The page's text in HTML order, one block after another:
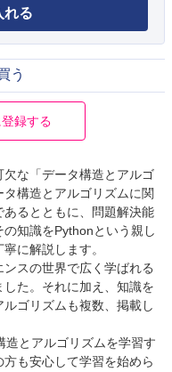
れる
う
録する
な「データ構造とアルゴ
構造とアルゴリズムに関
るとともに、問題解決能
知識をPythonという親し
に解説します。
スの世界で広く学ばれる
た。それに加え、知識を
ゴリズムも複数、掲載し
とアルゴリズムを学習す
も安心して学習を始めら